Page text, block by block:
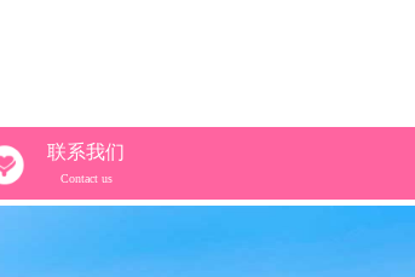
联系我们
Contact us